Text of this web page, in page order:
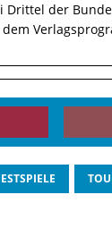
Drittel der